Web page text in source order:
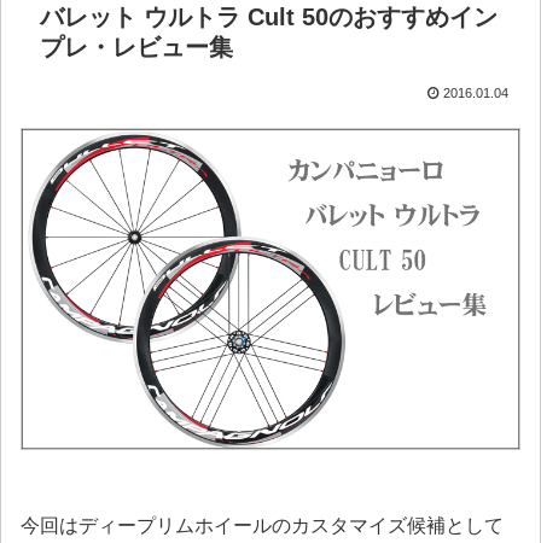
バレット ウルトラ Cult 50のおすすめイン
プレ・レビュー集
2016.01.04
今回はディープリムホイールのカスタマイズ候補として